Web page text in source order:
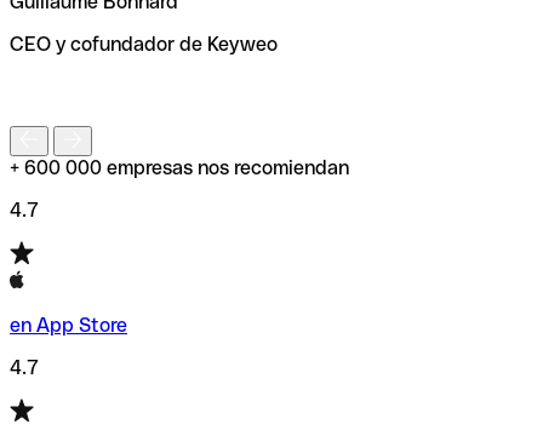
de enviar tu transferencia.
CEO y cofundador de Keyweo
+ 600 000 empresas nos recomiendan
4.7
en App Store
4.7